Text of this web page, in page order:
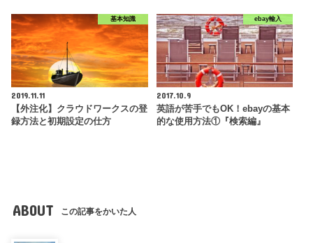
基本知識
2019.11.11
【外注化】クラウドワークスの登
録方法と初期設定の仕方
ebay輸入
2017.10.9
英語が苦手でもOK！ebayの基本
的な使用方法①『検索編』
ABOUT この記事をかいた人